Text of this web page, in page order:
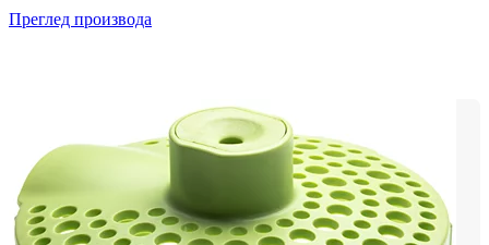
Преглед производа